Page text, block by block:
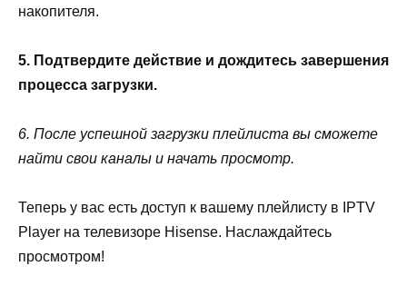
накопителя.
5. Подтвердите действие и дождитесь завершения
процесса загрузки.
6. После успешной загрузки плейлиста вы сможете
найти свои каналы и начать просмотр.
Теперь у вас есть доступ к вашему плейлисту в IPTV
Player на телевизоре Hisense. Наслаждайтесь
просмотром!